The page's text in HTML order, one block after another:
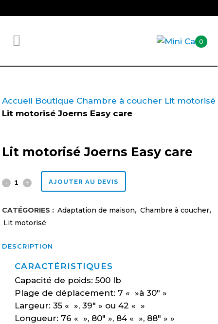
0
Accueil Boutique Chambre à coucher Lit motorisé
Lit motorisé Joerns Easy care
Lit motorisé Joerns Easy care
Lit
Joerns
quantity
AJOUTER AU DEVIS
CATÉGORIES : Adaptation de maison, Chambre à coucher,
Lit motorisé
DESCRIPTION
CARACTÉRISTIQUES
Capacité de poids: 500 lb
Plage de déplacement: 7 « »à 30″ »
Largeur: 35 « », 39″ » ou 42 « »
Longueur: 76 « », 80″ », 84 « », 88″ » »